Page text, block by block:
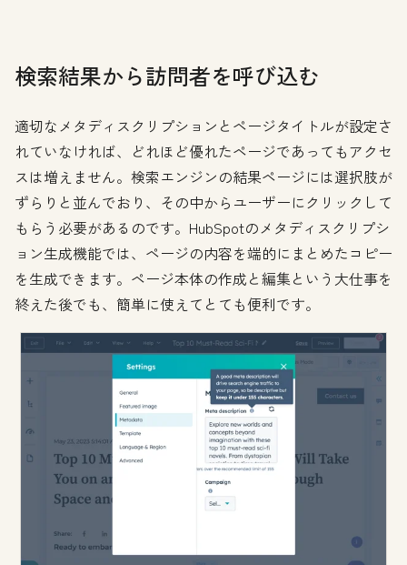
検索結果から訪問者を呼び込む
適切なメタディスクリプションとページタイトルが設定さ
れていなければ、どれほど優れたページであってもアクセ
スは増えません。検索エンジンの結果ページには選択肢が
ずらりと並んでおり、その中からユーザーにクリックして
もらう必要があるのです。HubSpotのメタディスクリプシ
ョン生成機能では、ページの内容を端的にまとめたコピー
を生成できます。ページ本体の作成と編集という大仕事を
終えた後でも、簡単に使えてとても便利です。